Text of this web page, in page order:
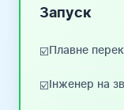
Запуск
☑️Плавне
☑️Інженер на